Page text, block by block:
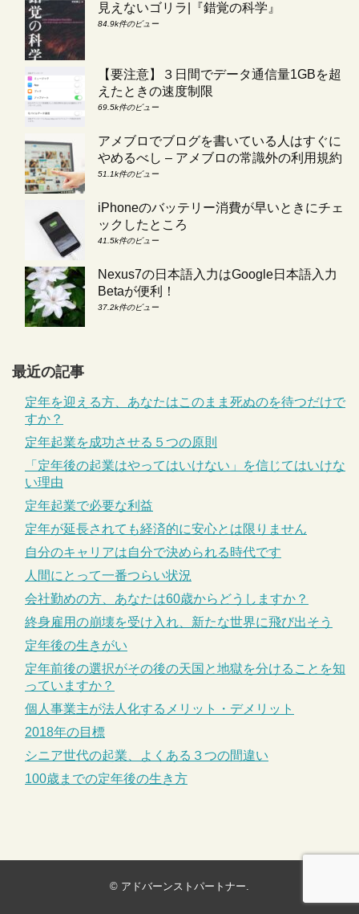
見えないゴリラ|『錯覚の科学』
84.9k件のビュー
【要注意】３日間でデータ通信量1GBを超
えたときの速度制限
69.5k件のビュー
アメブロでブログを書いている人はすぐに
やめるべし – アメブロの常識外の利用規約
51.1k件のビュー
iPhoneのバッテリー消費が早いときにチェ
ックしたところ
41.5k件のビュー
Nexus7の日本語入力はGoogle日本語入力
Betaが便利！
37.2k件のビュー
最近の記事
定年を迎える方、あなたはこのまま死ぬのを待つだけで
すか？
定年起業を成功させる５つの原則
「定年後の起業はやってはいけない」を信じてはいけな
い理由
定年起業で必要な利益
定年が延長されても経済的に安心とは限りません
自分のキャリアは自分で決められる時代です
人間にとって一番つらい状況
会社勤めの方、あなたは60歳からどうしますか？
終身雇用の崩壊を受け入れ、新たな世界に飛び出そう
定年後の生きがい
定年前後の選択がその後の天国と地獄を分けることを知
っていますか？
個人事業主が法人化するメリット・デメリット
2018年の目標
シニア世代の起業、よくある３つの間違い
100歳までの定年後の生き方
© アドバーンストパートナー.